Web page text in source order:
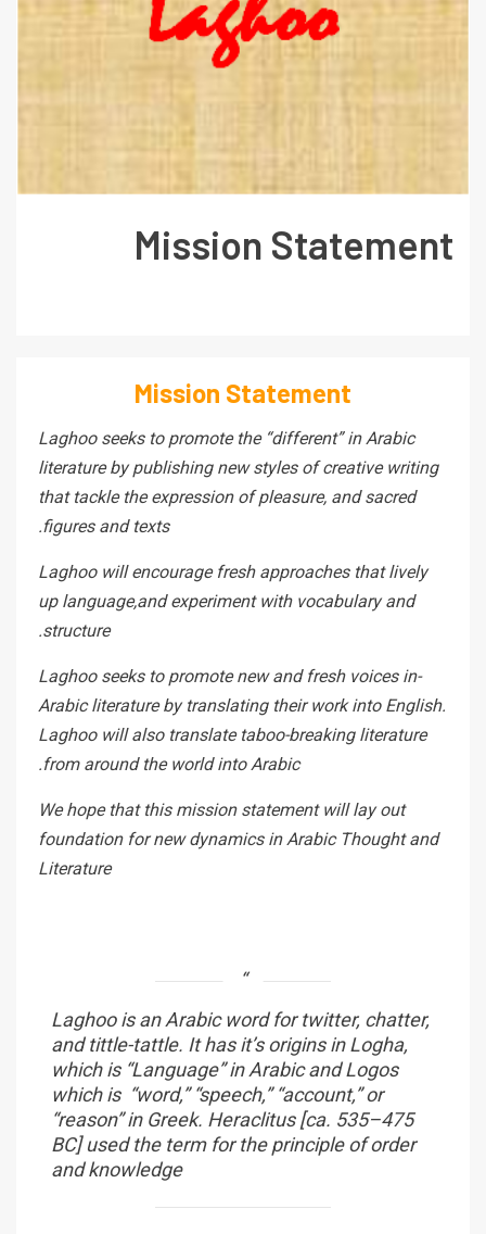
Mission Statement
Mission Statement
Laghoo seeks to promote the “different” in Arabic
literature by publishing new styles of creative writing
that tackle the expression of pleasure, and sacred
figures and texts.
Laghoo will encourage fresh approaches that lively
up language,and experiment with vocabulary and
structure.
-Laghoo seeks to promote new and fresh voices in
Arabic literature by translating their work into English.
Laghoo will also translate taboo-breaking literature
from around the world into Arabic.
We hope that this mission statement will lay out
foundation for new dynamics in Arabic Thought and
Literature
Laghoo is an Arabic word for twitter, chatter,
and tittle-tattle. It has it’s origins in Logha,
which is “Language” in Arabic and Logos
which is “word,” “speech,” “account,” or
“reason” in Greek. Heraclitus [ca. 535–475
BC] used the term for the principle of order
and knowledge